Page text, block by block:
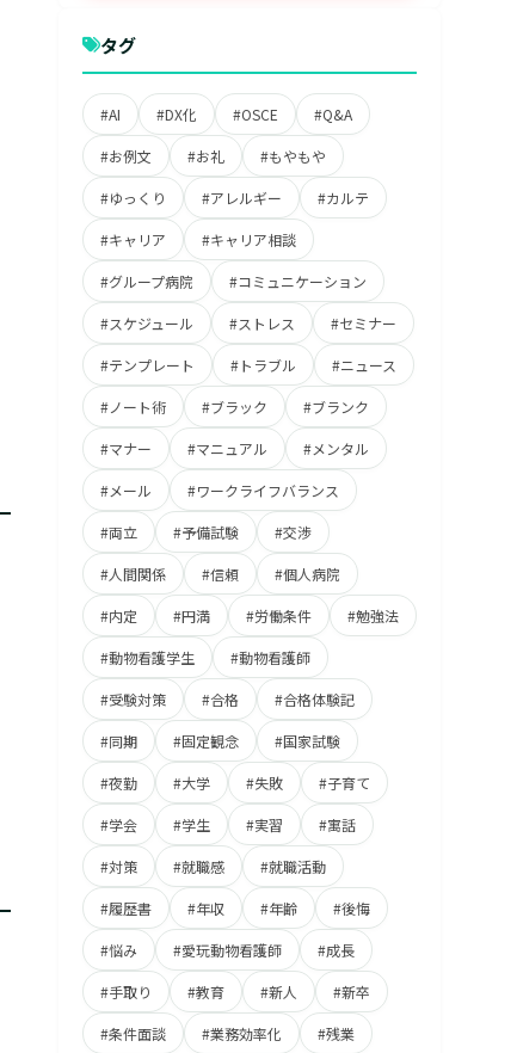
タグ
#AI #DX化 #OSCE #Q&A
#お例文 #お礼 #もやもや
#ゆっくり #アレルギー #カルテ
#キャリア #キャリア相談
#グループ病院 #コミュニケーション
#スケジュール #ストレス #セミナー
#テンプレート #トラブル #ニュース
#ノート術 #ブラック #ブランク
#マナー #マニュアル #メンタル
#メール #ワークライフバランス
#両立 #予備試験 #交渉
#人間関係 #信頼 #個人病院
#内定 #円満 #労働条件 #勉強法
#動物看護学生 #動物看護師
#受験対策 #合格 #合格体験記
#同期 #固定観念 #国家試験
#夜勤 #大学 #失敗 #子育て
#学会 #学生 #実習 #寓話
#対策 #就職感 #就職活動
#履歴書 #年収 #年齢 #後悔
#悩み #愛玩動物看護師 #成長
#手取り #教育 #新人 #新卒
#条件面談 #業務効率化 #残業